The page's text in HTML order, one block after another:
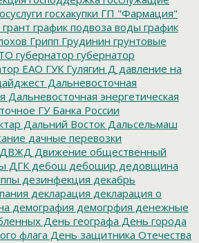
госхакупки ГП "Фармация"
грант график подвоза воды график
Грипп Грудинин грунтовые
губернатор губернатор
ЕАО ГУК Гулягин Д давление на
Дальневосточная
Дальневосточная энергетическая
ГУ Банка России
Дальний Восток Дальсельмаш
дачные перевозки
ДВЖД Движение общественный
ДГК дебош дебошир дедовщина
дезинфекция декабрь
декларация декларация о
демография демогрфия денежные
День географа День города
флага День защитника Отечества